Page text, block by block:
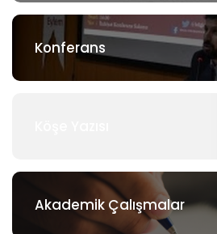
Konferans
Akademik Çalışmalar